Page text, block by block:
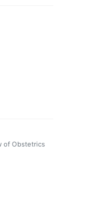
of Obstetrics